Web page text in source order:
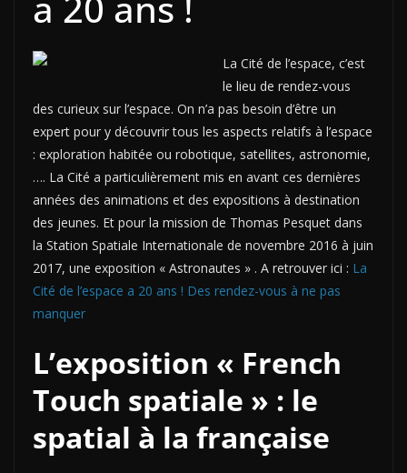
La Cité de l’espace, c’est
le lieu de rendez-vous
des curieux sur l’espace. On n’a pas besoin d’être un
expert pour y découvrir tous les aspects relatifs à l’espace
: exploration habitée ou robotique, satellites, astronomie,
…. La Cité a particulièrement mis en avant ces dernières
années des animations et des expositions à destination
des jeunes. Et pour la mission de Thomas Pesquet dans
la Station Spatiale Internationale de novembre 2016 à juin
2017, une exposition « Astronautes » . A retrouver ici : La
Cité de l’espace a 20 ans ! Des rendez-vous à ne pas
manquer
L’exposition « French
Touch spatiale » : le
spatial à la française